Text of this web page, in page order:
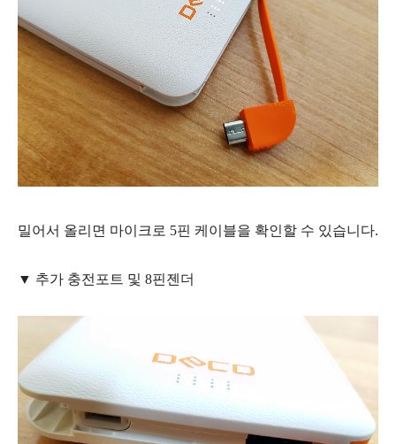
밀어서 올리면 마이크로 5핀 케이블을 확인할 수 있습니다.
▼ 추가 충전포트 및 8핀젠더